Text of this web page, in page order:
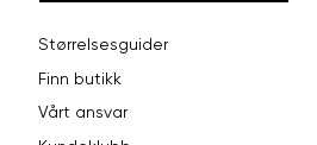
Størrelsesguider
Finn butikk
Vårt ansvar